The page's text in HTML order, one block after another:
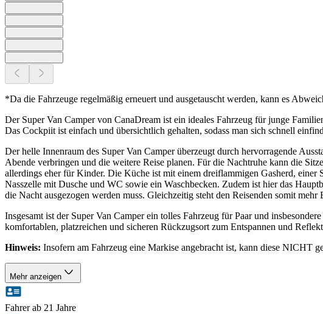
*Da die Fahrzeuge regelmäßig erneuert und ausgetauscht werden, kann es
Der Super Van Camper von CanaDream ist ein ideales Fahrzeug für junge
Das Cockpiit ist einfach und übersichtlich gehalten, sodass man sich schnell
Der helle Innenraum des Super Van Camper überzeugt durch hervorragende
Abende verbringen und die weitere Reise planen. Für die Nachtruhe kann die
allerdings eher für Kinder. Die Küche ist mit einem dreiflammigen Gasherd,
Nasszelle mit Dusche und WC sowie ein Waschbecken. Zudem ist hier das
die Nacht ausgezogen werden muss. Gleichzeitig steht den Reisenden somit
Insgesamt ist der Super Van Camper ein tolles Fahrzeug für Paar und
komfortablen, platzreichen und sicheren Rückzugsort zum Entspannen und
Hinweis: Insofern am Fahrzeug eine Markise angebracht ist, kann diese NICHT
Mehr anzeigen
Fahrer ab 21 Jahre